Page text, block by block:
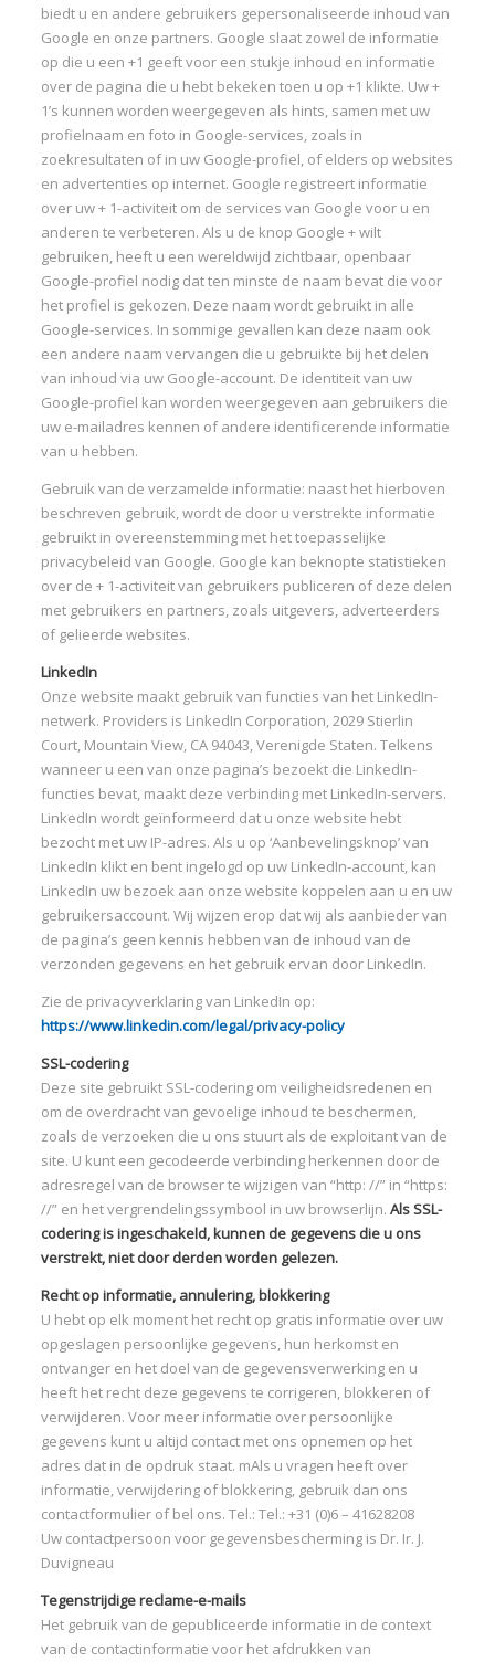
biedt u en andere gebruikers gepersonaliseerde inhoud van
Google en onze partners. Google slaat zowel de informatie
op die u een +1 geeft voor een stukje inhoud en informatie
over de pagina die u hebt bekeken toen u op +1 klikte. Uw +
1’s kunnen worden weergegeven als hints, samen met uw
profielnaam en foto in Google-services, zoals in
zoekresultaten of in uw Google-profiel, of elders op websites
en advertenties op internet. Google registreert informatie
over uw + 1-activiteit om de services van Google voor u en
anderen te verbeteren. Als u de knop Google + wilt
gebruiken, heeft u een wereldwijd zichtbaar, openbaar
Google-profiel nodig dat ten minste de naam bevat die voor
het profiel is gekozen. Deze naam wordt gebruikt in alle
Google-services. In sommige gevallen kan deze naam ook
een andere naam vervangen die u gebruikte bij het delen
van inhoud via uw Google-account. De identiteit van uw
Google-profiel kan worden weergegeven aan gebruikers die
uw e-mailadres kennen of andere identificerende informatie
van u hebben.
Gebruik van de verzamelde informatie: naast het hierboven
beschreven gebruik, wordt de door u verstrekte informatie
gebruikt in overeenstemming met het toepasselijke
privacybeleid van Google. Google kan beknopte statistieken
over de + 1-activiteit van gebruikers publiceren of deze delen
met gebruikers en partners, zoals uitgevers, adverteerders
of gelieerde websites.
LinkedIn
Onze website maakt gebruik van functies van het LinkedIn-
netwerk. Providers is LinkedIn Corporation, 2029 Stierlin
Court, Mountain View, CA 94043, Verenigde Staten. Telkens
wanneer u een van onze pagina’s bezoekt die LinkedIn-
functies bevat, maakt deze verbinding met LinkedIn-servers.
LinkedIn wordt geïnformeerd dat u onze website hebt
bezocht met uw IP-adres. Als u op ‘Aanbevelingsknop’ van
LinkedIn klikt en bent ingelogd op uw LinkedIn-account, kan
LinkedIn uw bezoek aan onze website koppelen aan u en uw
gebruikersaccount. Wij wijzen erop dat wij als aanbieder van
de pagina’s geen kennis hebben van de inhoud van de
verzonden gegevens en het gebruik ervan door LinkedIn.
Zie de privacyverklaring van LinkedIn op:
https://www.linkedin.com/legal/privacy-policy
SSL-codering
Deze site gebruikt SSL-codering om veiligheidsredenen en
om de overdracht van gevoelige inhoud te beschermen,
zoals de verzoeken die u ons stuurt als de exploitant van de
site. U kunt een gecodeerde verbinding herkennen door de
adresregel van de browser te wijzigen van “http: //” in “https:
//” en het vergrendelingssymbool in uw browserlijn. Als SSL-
codering is ingeschakeld, kunnen de gegevens die u ons
verstrekt, niet door derden worden gelezen.
Recht op informatie, annulering, blokkering
U hebt op elk moment het recht op gratis informatie over uw
opgeslagen persoonlijke gegevens, hun herkomst en
ontvanger en het doel van de gegevensverwerking en u
heeft het recht deze gegevens te corrigeren, blokkeren of
verwijderen. Voor meer informatie over persoonlijke
gegevens kunt u altijd contact met ons opnemen op het
adres dat in de opdruk staat. mAls u vragen heeft over
informatie, verwijdering of blokkering, gebruik dan ons
contactformulier of bel ons. Tel.: Tel.: +31 (0)6 – 41628208
Uw contactpersoon voor gegevensbescherming is Dr. Ir. J.
Duvigneau
Tegenstrijdige reclame-e-mails
Het gebruik van de gepubliceerde informatie in de context
van de contactinformatie voor het afdrukken van